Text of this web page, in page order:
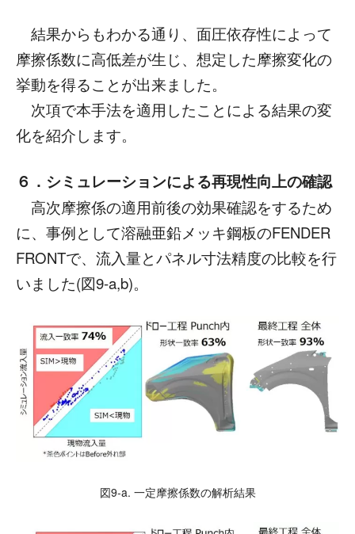
結果からもわかる通り、面圧依存性によって
摩擦係数に高低差が生じ、想定した摩擦変化の
挙動を得ることが出来ました。
次項で本手法を適用したことによる結果の変
化を紹介します。
６．シミュレーションによる再現性向上の確認
高次摩擦係の適用前後の効果確認をするため
に、事例として溶融亜鉛メッキ鋼板のFENDER
FRONTで、流入量とパネル寸法精度の比較を行
いました(図9-a,b)。
図9-a. 一定摩擦係数の解析結果